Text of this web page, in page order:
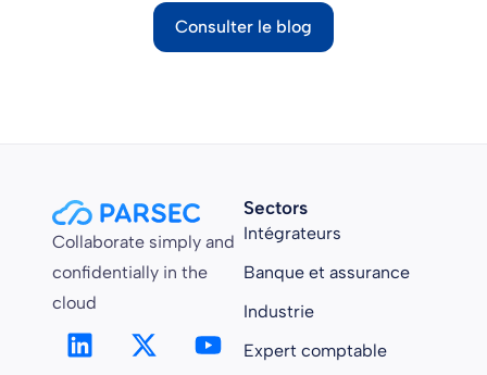
Consulter le blog
Collaborate simply and
confidentially in the
cloud
Sectors
Intégrateurs
Banque et assurance
Industrie
Expert comptable